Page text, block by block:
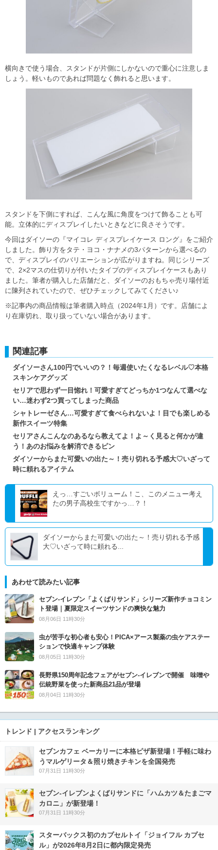
横向きで使う場合、スタンドが片側にしかないので重心に注意しま
しょう。軽いものであれば問題なく飾れると思います。
スタンドを下側にすれば、こんな風に角度をつけて飾ることも可
能。立体的にディスプレイしたいときなどに良さそうです。
今回はダイソーの『マイコレ ディスプレイケース ロング』をご紹介
しました。飾り方をタテ・ヨコ・ナナメの3パターンから選べるの
で、ディスプレイのバリエーションが広がりますね。同じシリーズ
で、2×2マスの仕切りが付いたタイプのディスプレイケースもあり
ました。筆者が購入した店舗だと、ダイソーのおもちゃ売り場付近
に陳列されていたので、ぜひチェックしてみてください♪
※記事内の商品情報は筆者購入時点（2024年1月）です。店舗によ
り在庫切れ、取り扱っていない場合があります。
関連記事
ダイソーさん100円でいいの？！毎週使いたくなるレベル♡本格
スキンケアグッズ
セリアで思わず一目惚れ！可愛すぎてどっちか1つなんて選べな
い…迷わず2つ買ってしまった商品
シャトレーゼさん…可愛すぎて食べられないよ！目でも楽しめる
新作スイーツ特集
セリアさんこんなのあるなら教えてよ！よ～く見ると何かが違
う！あのお悩みを解消できるピン
ダイソーからまた可愛いの出た～！売り切れる予感大♡いざって
時に頼れるアイテム
えっ…すごいボリューム！こ、このメニュー考え
たの男子高校生ですかっ…？！
ダイソーからまた可愛いの出た～！売り切れる予感
大♡いざって時に頼れる...
あわせて読みたい記事
セブン‐イレブン「よくばりサンド」シリーズ新作チョコミン
ト登場｜夏限定スイーツサンドの爽快な魅力
08月06日 11時30分
虫が苦手な初心者も安心！PICA×アース製薬の虫ケアステー
ションで快適キャンプ体験
08月05日 11時30分
長野県150周年記念フェアがセブン-イレブンで開催 味噌や
伝統野菜を使った新商品21品が登場
08月04日 11時30分
トレンド | アクセスランキング
セブンカフェ ベーカリーに本格ピザ新登場！手軽に味わ
うマルゲリータ＆照り焼きチキンを全国発売
07月31日 11時30分
セブン‐イレブンよくばりサンドに「ハムカツ＆たまごマ
カロニ」が新登場！
07月31日 11時30分
スターバックス初のカプセルトイ「ジョイフル カプセ
ル」が2026年8月2日に都内限定発売